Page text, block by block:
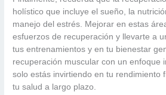
holístico que incluye el sueño, la
manejo del estrés. Mejorar en estas
esfuerzos de recuperación y llevarte a
tus entrenamientos y en tu bienestar
recuperación muscular con un enfoque
solo estás invirtiendo en tu rendimiento
tu salud a largo plazo.